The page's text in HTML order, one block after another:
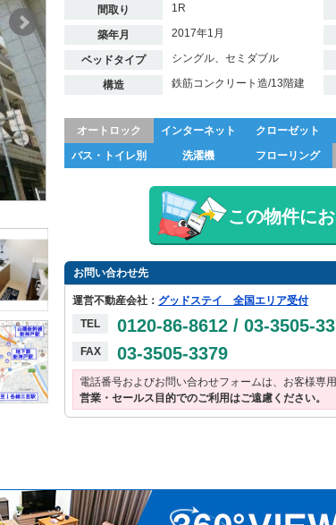
間取り
1R
築年月 2017年1月
ベッドタイプ シングル、セミダブル
構造 鉄筋コンクリート造/13階建
オートロック インターネット
クローゼット
バス・トイレ別
洗濯機 フローリング
この物件に
お問い合わせ先
運営不動産会社： グッドステイ 全国エリア受付
TEL
0120-86-8612 / 03-3505-
FAX 03-3505-3379
電話番号およびお問い合わせフォームは、お客様専
営業・セールス目的でのご利用はご遠慮ください。